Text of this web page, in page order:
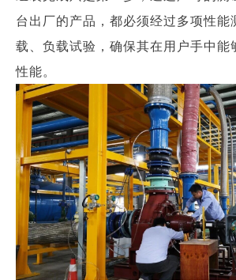
台出厂的产品，都必须经过多项性能
载、负载试验，确保其在用户手中能
性能。